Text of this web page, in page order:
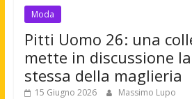
Moda
Pitti Uomo 26: una
mette in discussione
stessa della maglieria
15 Giugno 2026 Massimo Lupo